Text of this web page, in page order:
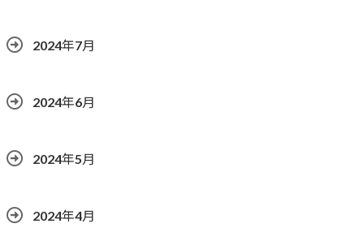
2024年7月
2024年6月
2024年5月
2024年4月